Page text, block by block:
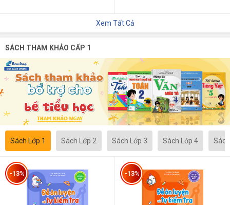
Xem Tất Cả
SÁCH THAM KHẢO CẤP 1
Sách Lớp 1 Sách Lớp 2 Sách Lớp 3 Sách Lớp 4
-13% -13%